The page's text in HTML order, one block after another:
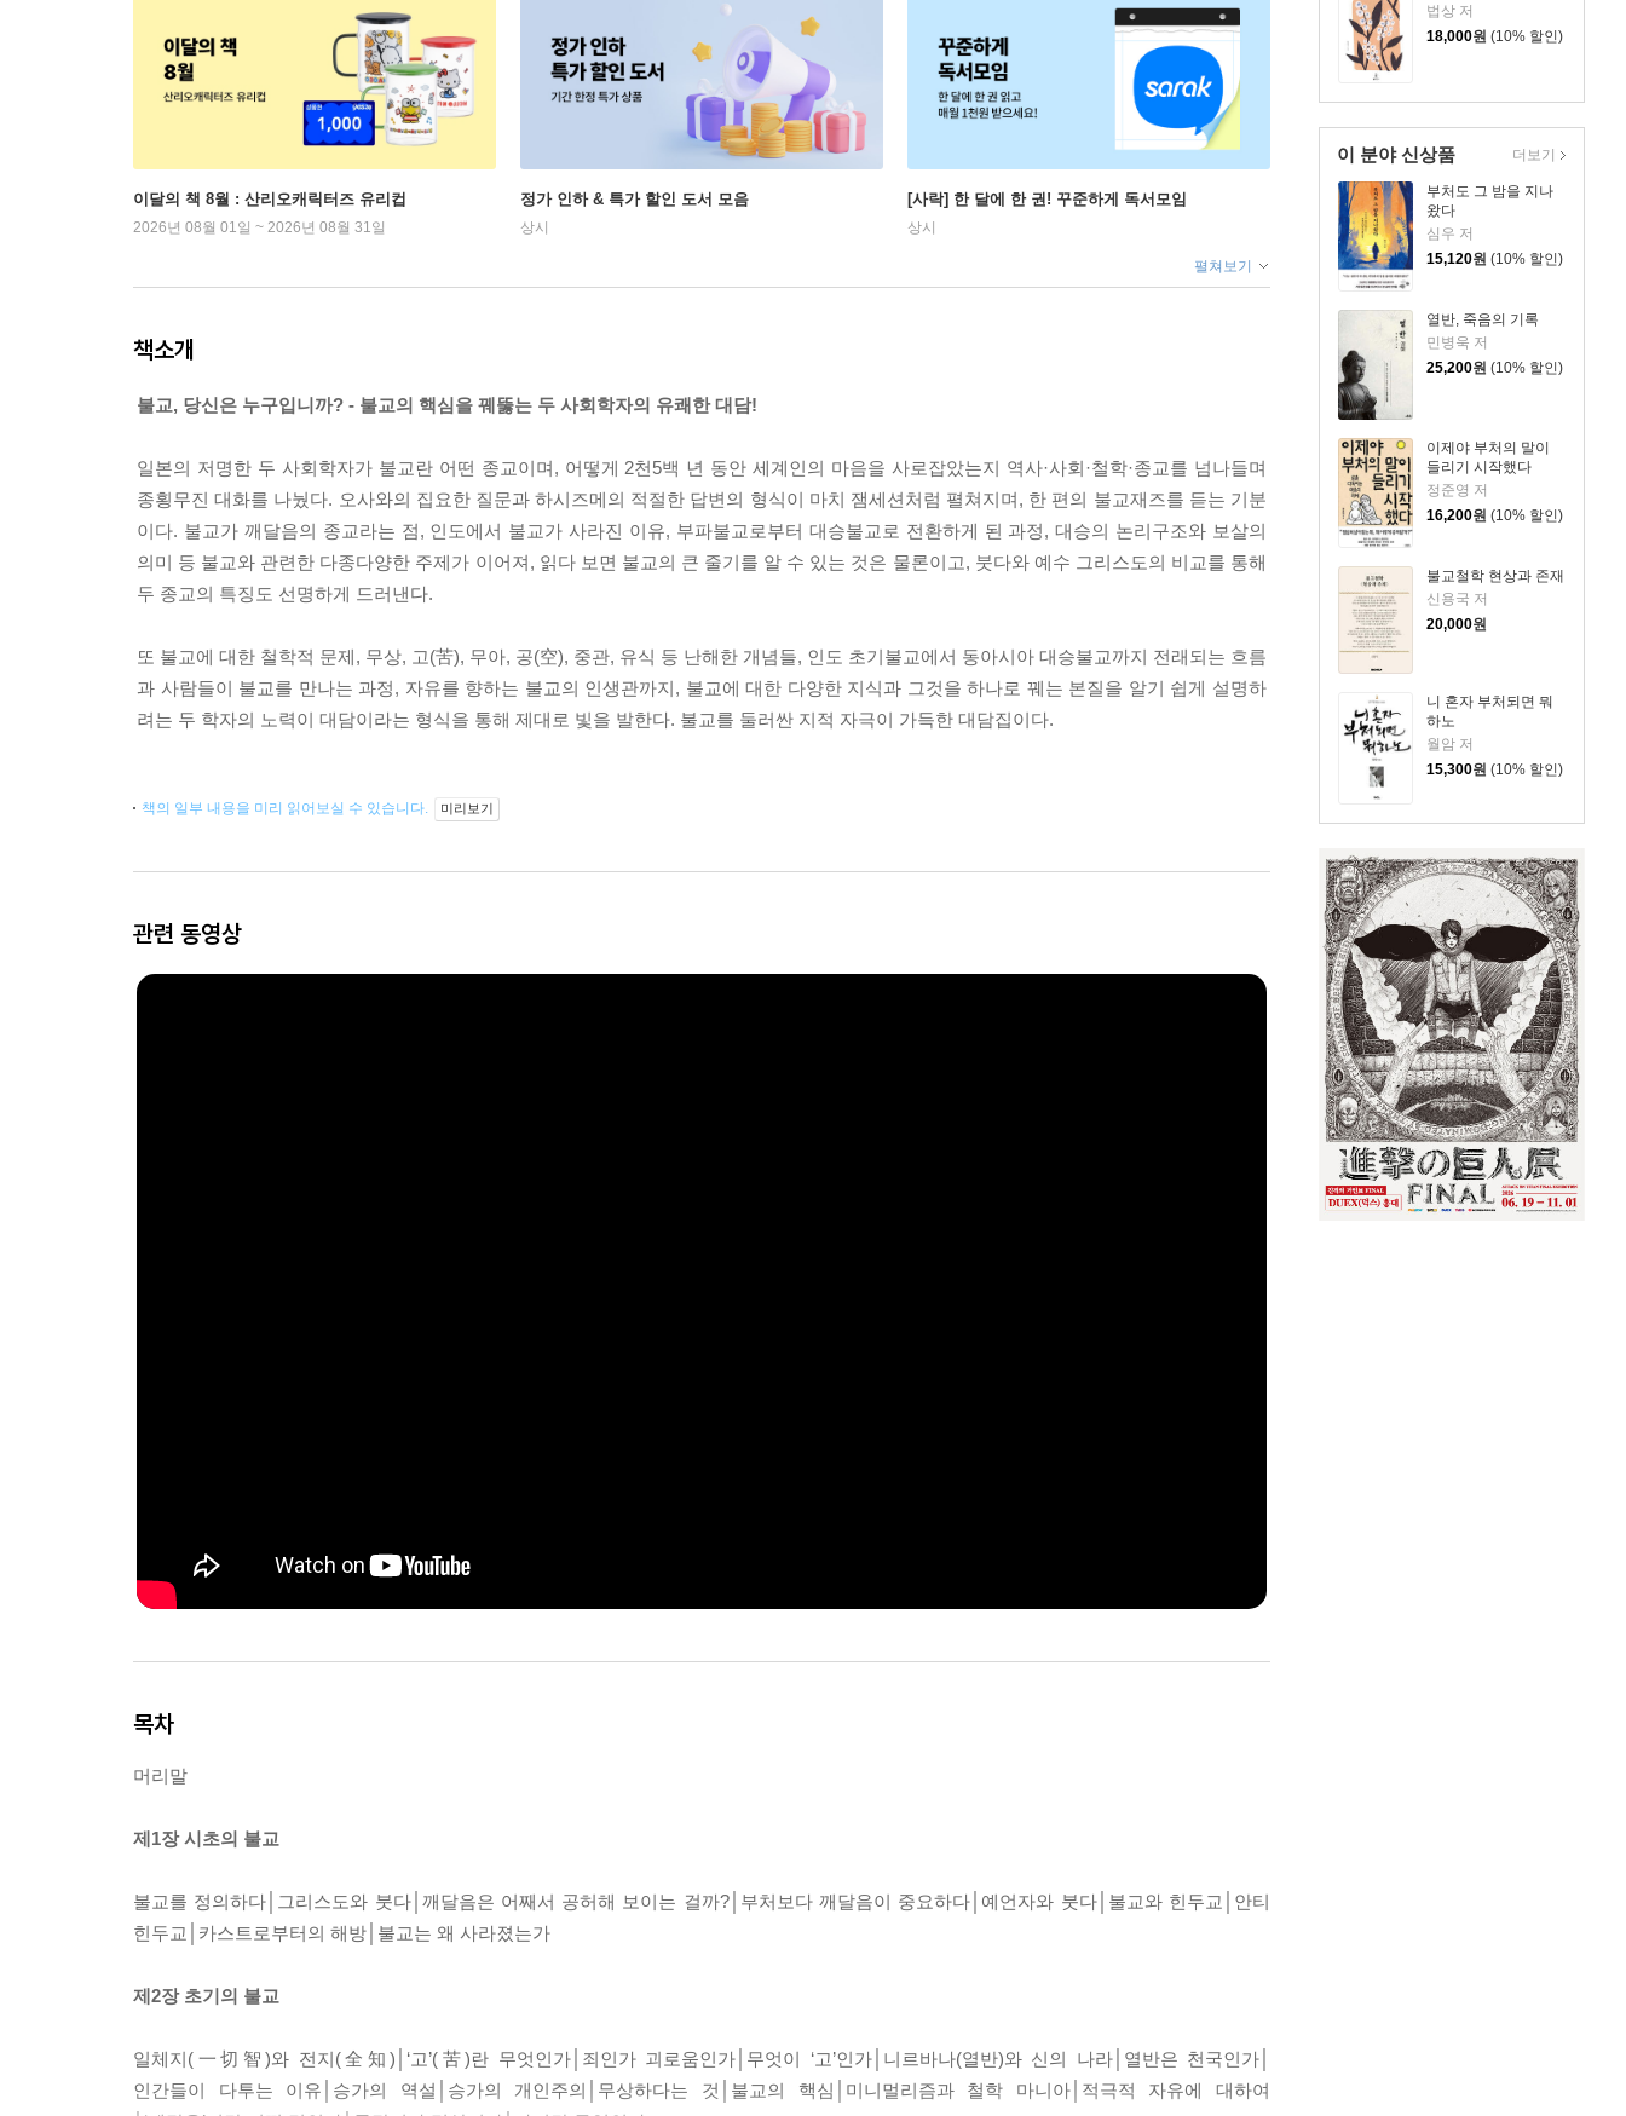
법상 저
18,000원 (10% 할인)
이 분야 신상품
부처도 그 밤을 지나
왔다
심우 저
15,120원 (10% 할인)
열반, 죽음의 기록
민병욱 저
25,200원 (10% 할인)
이제야 부처의 말이
들리기 시작했다
정준영 저
16,200원 (10% 할인)
불교철학 현상과 존재
신용국 저
20,000원
니 혼자 부처되면 뭐
하노
월암 저
15,300원 (10% 할인)
더보기
이달의 책 8월 : 산리오캐릭터즈 유리컵
2026년 08월 01일 ~ 2026년 08월 31일
정가 인하 & 특가 할인 도서 모음
상시
[사락] 한 달에 한 권! 꾸준하게 독서모임
상시
펼쳐보기
책소개
불교, 당신은 누구입니까? - 불교의 핵심을 꿰뚫는 두 사회학자의 유쾌한 대담!
일본의 저명한 두 사회학자가 불교란 어떤 종교이며, 어떻게 2천5백 년 동안 세계인의 마음을 사로잡았는지 역사·사회·철학·종교를 넘나들며
종횡무진 대화를 나눴다. 오사와의 집요한 질문과 하시즈메의 적절한 답변의 형식이 마치 잼세션처럼 펼쳐지며, 한 편의 불교재즈를 듣는 기분
이다. 불교가 깨달음의 종교라는 점, 인도에서 불교가 사라진 이유, 부파불교로부터 대승불교로 전환하게 된 과정, 대승의 논리구조와 보살의
의미 등 불교와 관련한 다종다양한 주제가 이어져, 읽다 보면 불교의 큰 줄기를 알 수 있는 것은 물론이고, 붓다와 예수 그리스도의 비교를 통해
두 종교의 특징도 선명하게 드러낸다.
또 불교에 대한 철학적 문제, 무상, 고(苦), 무아, 공(空), 중관, 유식 등 난해한 개념들, 인도 초기불교에서 동아시아 대승불교까지 전래되는 흐름
과 사람들이 불교를 만나는 과정, 자유를 향하는 불교의 인생관까지, 불교에 대한 다양한 지식과 그것을 하나로 꿰는 본질을 알기 쉽게 설명하
려는 두 학자의 노력이 대담이라는 형식을 통해 제대로 빛을 발한다. 불교를 둘러싼 지적 자극이 가득한 대담집이다.
책의 일부 내용을 미리 읽어보실 수 있습니다. 미리보기
관련 동영상
목차
머리말
제1장 시초의 불교
불교를 정의하다│그리스도와 붓다│깨달음은 어째서 공허해 보이는 걸까?│부처보다 깨달음이 중요하다│예언자와 붓다│불교와 힌두교│안티
힌두교│카스트로부터의 해방│불교는 왜 사라졌는가
제2장 초기의 불교
일체지(一切智)와 전지(全知)│‘고’(苦)란 무엇인가│죄인가 괴로움인가│무엇이 ‘고’인가│니르바나(열반)와 신의 나라│열반은 천국인가│
인간들이 다투는 이유│승가의 역설│승가의 개인주의│무상하다는 것│불교의 핵심│미니멀리즘과 철학 마니아│적극적 자유에 대하여